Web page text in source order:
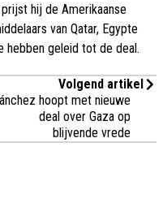
hij de Amerikaanse
van Qatar, Egypte
hebben geleid tot de deal.
Volgend artikel
hoopt met nieuwe
deal over Gaza op
blijvende vrede